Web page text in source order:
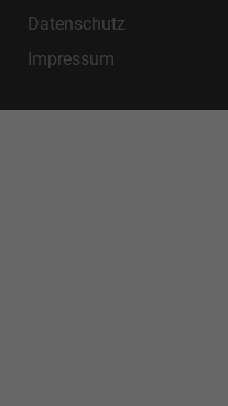
Datenschutz
Impressum